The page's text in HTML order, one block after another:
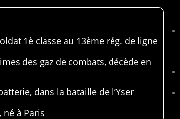
1è classe au 13ème rég. de ligne
des gaz de combats, décède en
dans la bataille de l’Yser
à Paris